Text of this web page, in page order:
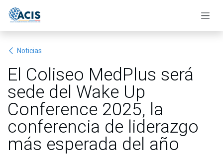
Noticias
El Coliseo MedPlus será
sede del Wake Up
Conference 2025, la
conferencia de liderazgo
más esperada del año